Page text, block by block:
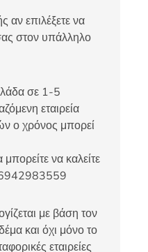
αν επιλέξετε να
στον υπάλληλο
σε 1-5
εταιρεία
ο χρόνος μπορεί
να καλείτε
με βάση τον
και όχι μόνο το
εταιρείες